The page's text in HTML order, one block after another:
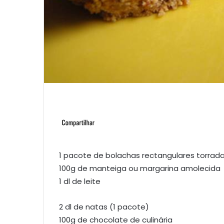
1 pacote de bolachas rectangulares
100g de manteiga ou margarina amolecida
1 dl de leite
2 dl de natas (1 pacote)
100g de chocolate de culinária